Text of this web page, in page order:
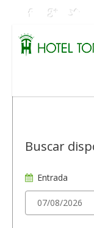
Buscar
Entrada